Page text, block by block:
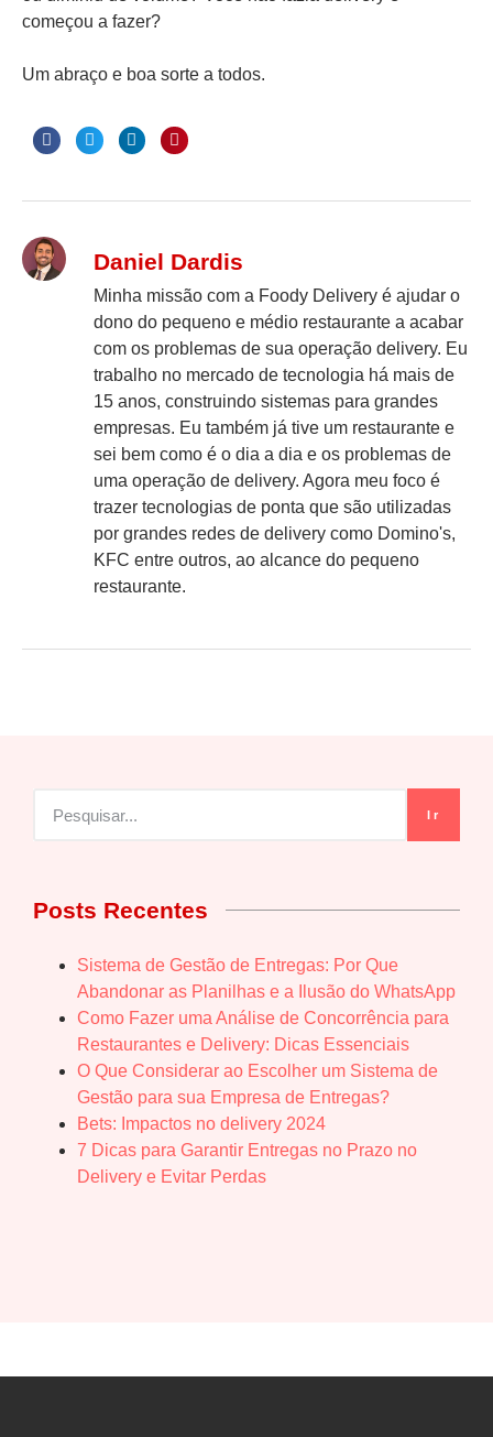
começou a fazer?
Um abraço e boa sorte a todos.
Daniel Dardis
Minha missão com a Foody Delivery é ajudar o
dono do pequeno e médio restaurante a acabar
com os problemas de sua operação delivery. Eu
trabalho no mercado de tecnologia há mais de
15 anos, construindo sistemas para grandes
empresas. Eu também já tive um restaurante e
sei bem como é o dia a dia e os problemas de
uma operação de delivery. Agora meu foco é
trazer tecnologias de ponta que são utilizadas
por grandes redes de delivery como Domino's,
KFC entre outros, ao alcance do pequeno
restaurante.
Ir
Posts Recentes
Sistema de Gestão de Entregas: Por Que
Abandonar as Planilhas e a Ilusão do WhatsApp
Como Fazer uma Análise de Concorrência para
Restaurantes e Delivery: Dicas Essenciais
O Que Considerar ao Escolher um Sistema de
Gestão para sua Empresa de Entregas?
Bets: Impactos no delivery 2024
7 Dicas para Garantir Entregas no Prazo no
Delivery e Evitar Perdas